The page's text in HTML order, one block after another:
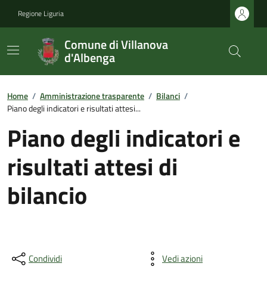
Regione Liguria
Comune di Villanova
d'Albenga
Home / Amministrazione trasparente / Bilanci /
Piano degli indicatori e risultati attesi...
Piano degli indicatori e
risultati attesi di
bilancio
Condividi Vedi azioni